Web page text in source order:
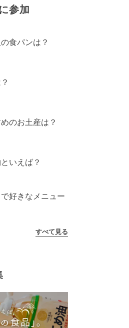
参加
食パンは？
のお土産は？
いえば？
好きなメニュー
すべて見る